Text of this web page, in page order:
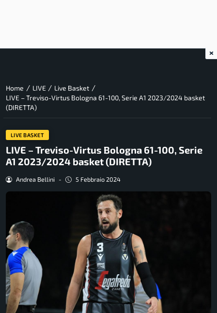
Home / LIVE / Live Basket /
LIVE – Treviso-Virtus Bologna 61-100, Serie A1 2023/2024 basket
(DIRETTA)
LIVE BASKET
LIVE – Treviso-Virtus Bologna 61-100, Serie
A1 2023/2024 basket (DIRETTA)
Andrea Bellini - 5 Febbraio 2024
×